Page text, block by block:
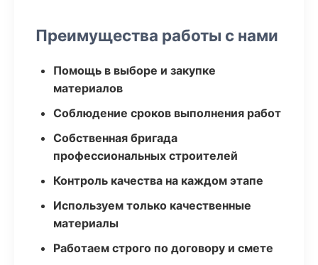
Преимущества работы с нами
Помощь в выборе и закупке
материалов
Соблюдение сроков выполнения работ
Собственная бригада
профессиональных строителей
Контроль качества на каждом этапе
Используем только качественные
материалы
Работаем строго по договору и смете